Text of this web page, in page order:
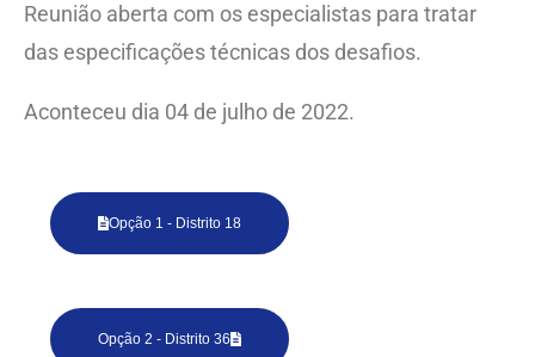
Reunião aberta com os especialistas para tratar
das especificações técnicas dos desafios.
Aconteceu dia 04 de julho de 2022.
Opção 1 - Distrito 18
Opção 2 - Distrito 36